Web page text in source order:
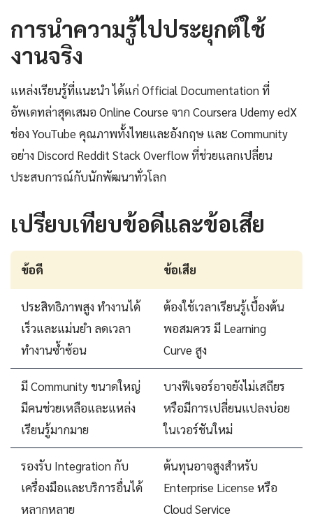
การนำความรู้ไปประยุกต์ใช้
งานจริง
แหล่งเรียนรู้ที่แนะนำ ได้แก่ Official Documentation ที่
อัพเดทล่าสุดเสมอ Online Course จาก Coursera Udemy edX
ช่อง YouTube คุณภาพทั้งไทยและอังกฤษ และ Community
อย่าง Discord Reddit Stack Overflow ที่ช่วยแลกเปลี่ยน
ประสบการณ์กับนักพัฒนาทั่วโลก
เปรียบเทียบข้อดีและข้อเสีย
ข้อดี ข้อเสีย
ประสิทธิภาพสูง ทำงานได้
เร็วและแม่นยำ ลดเวลา
ทำงานซ้ำซ้อน
ต้องใช้เวลาเรียนรู้เบื้องต้น
พอสมควร มี Learning
Curve สูง
มี Community ขนาดใหญ่
มีคนช่วยเหลือและแหล่ง
เรียนรู้มากมาย
บางฟีเจอร์อาจยังไม่เสถียร
หรือมีการเปลี่ยนแปลงบ่อย
ในเวอร์ชันใหม่
รองรับ Integration กับ
เครื่องมือและบริการอื่นได้
หลากหลาย
ต้นทุนอาจสูงสำหรับ
Enterprise License หรือ
Cloud Service